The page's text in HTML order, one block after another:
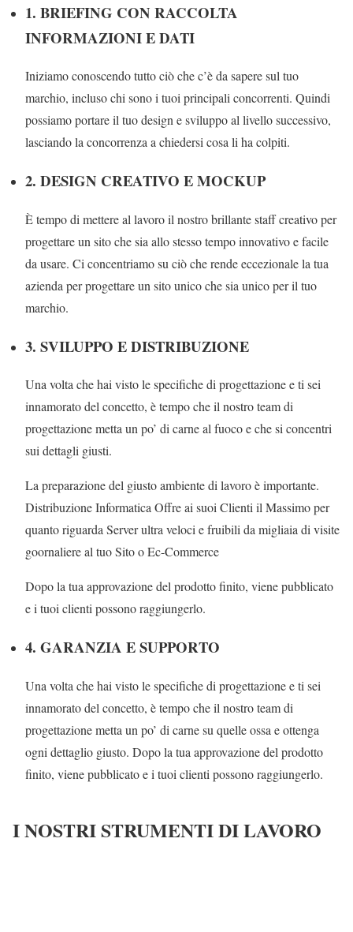
1. BRIEFING CON RACCOLTA
INFORMAZIONI E DATI
Iniziamo conoscendo tutto ciò che c’è da sapere sul tuo
marchio, incluso chi sono i tuoi principali concorrenti. Quindi
possiamo portare il tuo design e sviluppo al livello successivo,
lasciando la concorrenza a chiedersi cosa li ha colpiti.
2. DESIGN CREATIVO E MOCKUP
È tempo di mettere al lavoro il nostro brillante staff creativo per
progettare un sito che sia allo stesso tempo innovativo e facile
da usare. Ci concentriamo su ciò che rende eccezionale la tua
azienda per progettare un sito unico che sia unico per il tuo
marchio.
3. SVILUPPO E DISTRIBUZIONE
Una volta che hai visto le specifiche di progettazione e ti sei
innamorato del concetto, è tempo che il nostro team di
progettazione metta un po’ di carne al fuoco e che si concentri
sui dettagli giusti.
La preparazione del giusto ambiente di lavoro è importante.
Distribuzione Informatica Offre ai suoi Clienti il Massimo per
quanto riguarda Server ultra veloci e fruibili da migliaia di visite
goornaliere al tuo Sito o Ec-Commerce
Dopo la tua approvazione del prodotto finito, viene pubblicato
e i tuoi clienti possono raggiungerlo.
4. GARANZIA E SUPPORTO
Una volta che hai visto le specifiche di progettazione e ti sei
innamorato del concetto, è tempo che il nostro team di
progettazione metta un po’ di carne su quelle ossa e ottenga
ogni dettaglio giusto. Dopo la tua approvazione del prodotto
finito, viene pubblicato e i tuoi clienti possono raggiungerlo.
I NOSTRI STRUMENTI DI LAVORO